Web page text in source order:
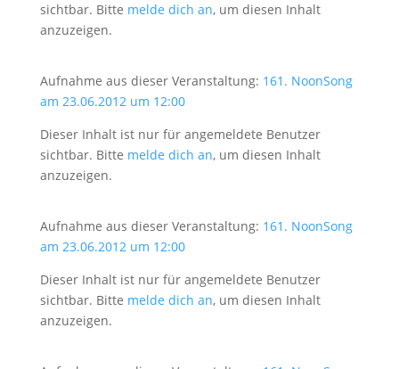
sichtbar. Bitte melde dich an, um diesen Inhalt
anzuzeigen.
Aufnahme aus dieser Veranstaltung: 161. NoonSong
am 23.06.2012 um 12:00
Dieser Inhalt ist nur für angemeldete Benutzer
sichtbar. Bitte melde dich an, um diesen Inhalt
anzuzeigen.
Aufnahme aus dieser Veranstaltung: 161. NoonSong
am 23.06.2012 um 12:00
Dieser Inhalt ist nur für angemeldete Benutzer
sichtbar. Bitte melde dich an, um diesen Inhalt
anzuzeigen.